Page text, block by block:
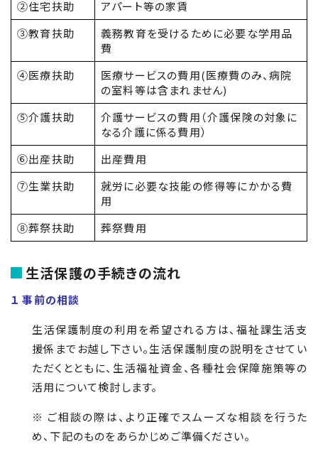
②住宅扶助
アパート等の家賃
③教育扶助
義務教育を受けるために必要な学用品
費
④医療扶助
医療サービスの費用(医療費のみ、病院
の室料等は含まれません)
⑤介護扶助
介護サービスの費用（介護保険の対象に
なる介護に係る費用）
⑥出産扶助
出産費用
⑦生業扶助
就労に必要な技能の修得等にかかる費
用
⑧葬祭扶助
葬祭費用
生活保護の手続きの流れ
１ 事前の相談
生活保護制度の利用を希望される方は、福祉課生活支
援係までお越し下さい。生活保護制度の説明をさせてい
ただくとともに、生活福祉資金、各種社会保障施策等の
活用について検討します。
※ ご相談の際は、より正確でスムーズな相談を行うた
め、下記のものをあらかじめご準備ください。